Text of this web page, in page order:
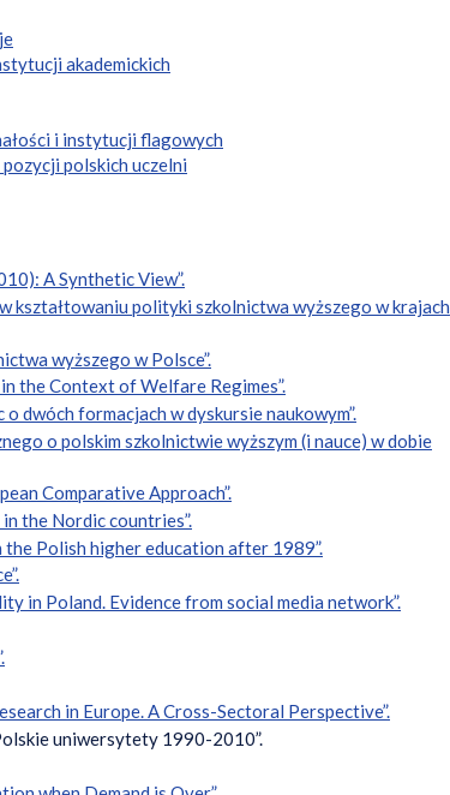
akademickich
i instytucji flagowych
polskich uczelni
A Synthetic View”.
kształtowaniu polityki szkolnictwa wyższego w krajach
wyższego w Polsce”.
the Context of Welfare Regimes”.
dwóch formacjach w dyskursie naukowym”.
o polskim szkolnictwie wyższym (i nauce) w dobie
Comparative Approach”.
the Nordic countries”.
Polish higher education after 1989”.
in Poland. Evidence from social media network”.
in Europe. A Cross-Sectoral Perspective”.
uniwersytety 1990-2010”.